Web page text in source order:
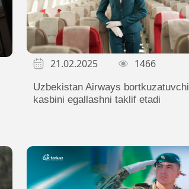
21.02.2025 1466
Uzbekistan Airways bortkuzatuvchi
kasbini egallashni taklif etadi